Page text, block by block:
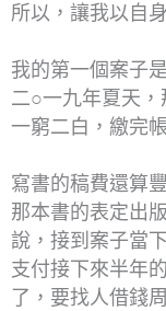
所以，讓我以自
我的第一個案子
二○一九年夏天
一窮二白，繳完
寫書的稿費還算
那本書的表定出
說，接到案子當
支付接下來半年
了，要找人借錢